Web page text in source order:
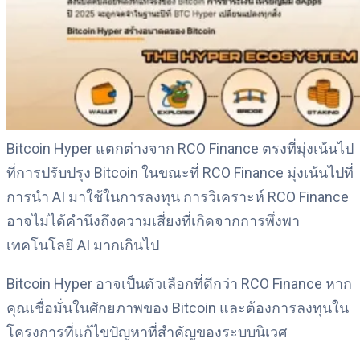
Bitcoin Hyper แตกต่างจาก RCO Finance ตรงที่มุ่งเน้นไป
ที่การปรับปรุง Bitcoin ในขณะที่ RCO Finance มุ่งเน้นไปที่
การนำ AI มาใช้ในการลงทุน การวิเคราะห์ RCO Finance
อาจไม่ได้คำนึงถึงความเสี่ยงที่เกิดจากการพึ่งพา
เทคโนโลยี AI มากเกินไป
Bitcoin Hyper อาจเป็นตัวเลือกที่ดีกว่า RCO Finance หาก
คุณเชื่อมั่นในศักยภาพของ Bitcoin และต้องการลงทุนใน
โครงการที่แก้ไขปัญหาที่สำคัญของระบบนิเวศ